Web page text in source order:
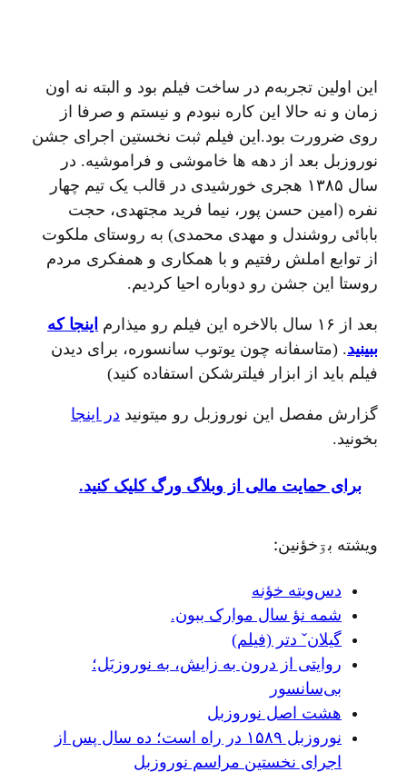
این اولین تجربه‌م در ساخت فیلم بود و البته نه اون
زمان و نه حالا این کاره نبودم و نیستم و صرفا از
روی ضرورت بود.این فیلم ثبت نخستین اجرای جشن
نوروزبل بعد از دهه ها خاموشی و فراموشیه. در
سال ۱۳۸۵ هجری خورشیدی در قالب یک تیم چهار
نفره (امین حسن پور، نیما فرید مجتهدی، حجت
بابائی روشندل و مهدی محمدی) به روستای ملکوت
از توابع املش رفتیم و با همکاری و همفکری مردم
روستا این جشن رو دوباره احیا کردیم.
بعد از ۱۶ سال بالاخره این فیلم رو میذارم
اینجا که
ببینید. (متاسفانه چون یوتوب سانسوره، برای دیدن
فیلم باید از ابزار فیلترشکن استفاده کنید)
گزارش مفصل این نوروزبل رو میتونید در اینجا
بخونید.
برای حمایت مالی از وبلاگ ورگ کلیک کنید.
ويشته بۊخؤنين:
دس‌ويته خؤنه
شمه نؤ سال موارک ببون.
گیلانˇ دتر (فیلم)
روایتی از درون به زایش، به نوروزبَل؛
بی‌سانسور
هشت اصل نوروزبل
نوروزبل ۱۵۸۹ در راه است؛ ده سال پس از
اجرای نخستین مراسم نوروزبل